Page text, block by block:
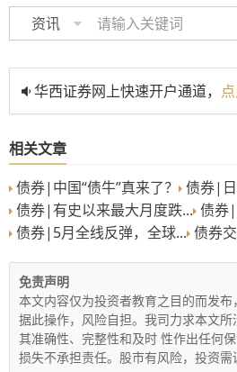
资讯
华西证券网上快速开户通道，
相关文章
债券|中国“债牛”真来了？
债券|
债券|有史以来最大月度跌... 债券
债券|5月全线反弹，全球... 债券
免责声明
本文内容仅为投资者教育之目的而发
据此操作，风险自担。我司力求本文
其准确性、完整性和及时 性作出任何
损失不承担责任。股市有风险，投资需